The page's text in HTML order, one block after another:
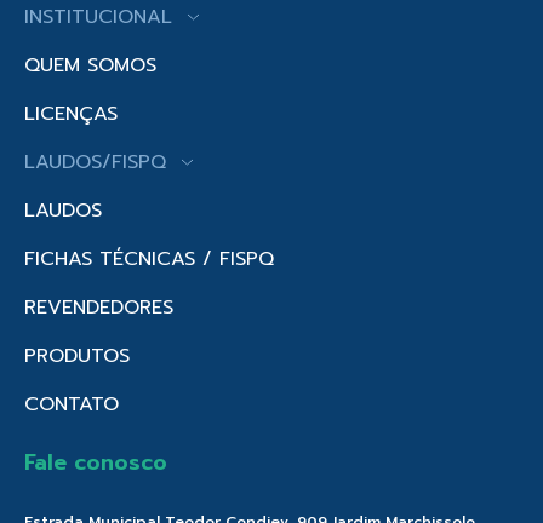
INSTITUCIONAL
QUEM SOMOS
LICENÇAS
LAUDOS/FISPQ
LAUDOS
FICHAS TÉCNICAS / FISPQ
REVENDEDORES
PRODUTOS
CONTATO
Fale conosco